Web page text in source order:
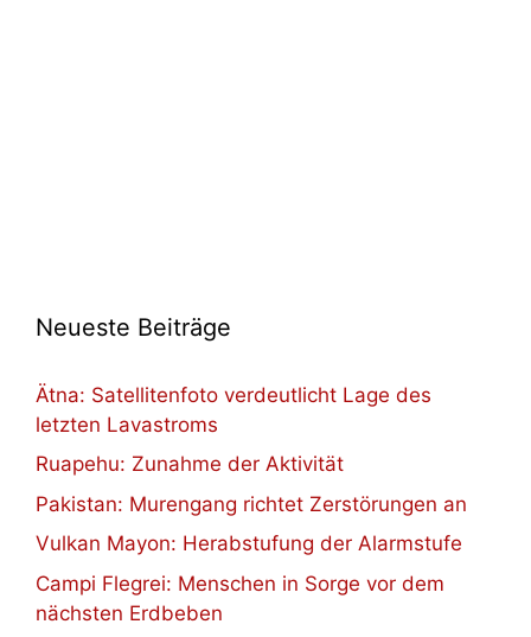
Neueste Beiträge
Ätna: Satellitenfoto verdeutlicht Lage des
letzten Lavastroms
Ruapehu: Zunahme der Aktivität
Pakistan: Murengang richtet Zerstörungen an
Vulkan Mayon: Herabstufung der Alarmstufe
Campi Flegrei: Menschen in Sorge vor dem
nächsten Erdbeben